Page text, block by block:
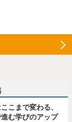
こまで変わる、
む学びのアップ